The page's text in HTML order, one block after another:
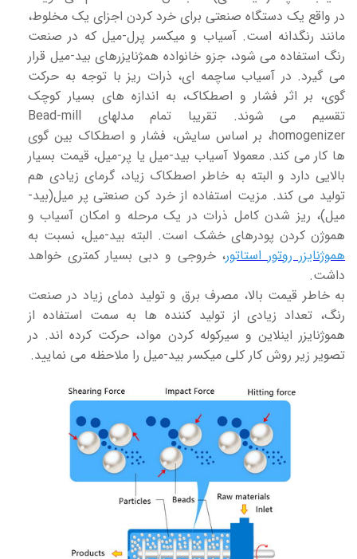
در واقع یک دستگاه صنعتی برای خرد کردن اجزای یک مخلوط،
مانند رنگدانه است. آسیاب و میکسر پرل-میل که در صنعت
رنگ استفاده می شود، جزو خانواده همژنایزرهای بید-میل قرار
می گیرد. در آسیاب ساچمه ای، ذرات ریز با توجه به حرکت
گوی، بر اثر فشار و اصطکاک، به اندازه های بسیار کوچک
تقسیم می شوند. تقریبا تمام مدلهای Bead-mill
homogenizer، بر اساس سایش، فشار و اصطکاک بین گوی
ها کار می کند. معمولا آسیاب بید-میل یا پر-میل، قیمت بسیار
بالایی دارد و البته به خاطر اصطکاک زیاد، گرمای زیادی هم
تولید می کند. مزیت استفاده از خرد کن صنعتی پر میل(بید-
میل)، ریز شدن کامل ذرات در یک مرحله و امکان آسیاب و
هموژن کردن پودرهای خشک است. البته بید-میل، نسبت به
هموژنایزر روتور استاتور، خروجی و دبی بسیار کمتری خواهد
داشت.
به خاطر قیمت بالا، مصرف برق و تولید دمای زیاد در صنعت
رنگ، تعداد زیادی از تولید کننده ها به سمت استفاده از
هموژنایزر اینلاین و سیرکوله کردن مواد، حرکت کرده اند. در
تصویر زیر روش کار کلی میکسر بید-میل را ملاحظه می نمایید.